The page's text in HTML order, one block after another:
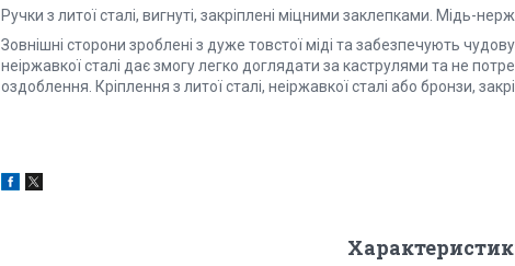
Ручки з литої сталі, вигнуті, закріплені міцними заклепками. Мідь-
Зовнішні сторони зроблені з дуже товстої міді та забезпечують
неіржавкої сталі дає змогу легко доглядати за каструлями та не
оздоблення. Кріплення з литої сталі, неіржавкої сталі або бронзи,